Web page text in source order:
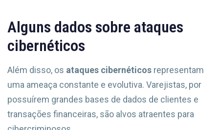
Alguns dados sobre ataques
cibernéticos
Além disso, os ataques cibernéticos representam
uma ameaça constante e evolutiva. Varejistas, por
possuírem grandes bases de dados de clientes e
transações financeiras, são alvos atraentes para